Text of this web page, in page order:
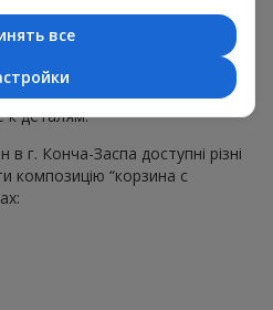
— натуральные формы,
— роскошные корзины для
— оригинальный подарок,
к деталям.
г. Конча-Заспа доступні різні
композицію “корзина с
все